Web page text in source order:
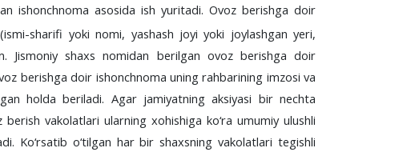
ishonchnoma asosida ish yuritadi. Ovoz berishga doir
sharifi yoki nomi, yashash joyi yoki joylashgan yeri,
Jismoniy shaxs nomidan berilgan ovoz berishga doir
berishga doir ishonchnoma uning rahbarining imzosi va
holda beriladi. Agar jamiyatning aksiyasi bir nechta
vakolatlari ularning xohishiga ko‘ra umumiy ulushli
Ko‘rsatib o‘tilgan har bir shaxsning vakolatlari tegishli